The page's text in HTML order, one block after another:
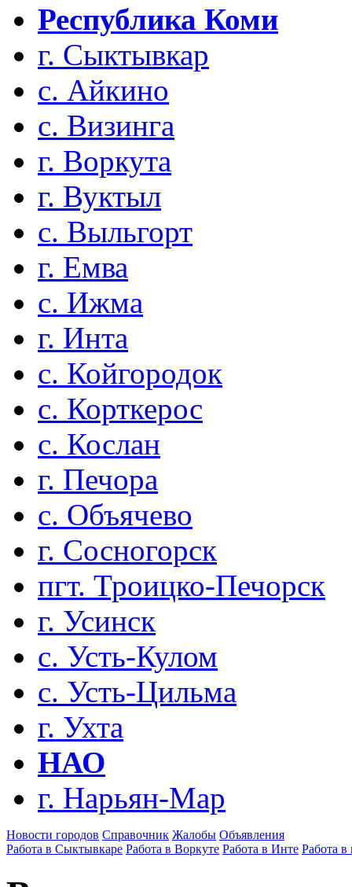
Республика Коми
г. Сыктывкар
с. Айкино
с. Визинга
г. Воркута
г. Вуктыл
с. Выльгорт
г. Емва
с. Ижма
г. Инта
с. Койгородок
с. Корткерос
с. Кослан
г. Печора
с. Объячево
г. Сосногорск
пгт. Троицко-Печорск
г. Усинск
с. Усть-Кулом
с. Усть-Цильма
г. Ухта
НАО
г. Нарьян-Мар
Новости городов Справочник Жалобы Объявления
Работа в Сыктывкаре Работа в Воркуте Работа в Инте Работа в